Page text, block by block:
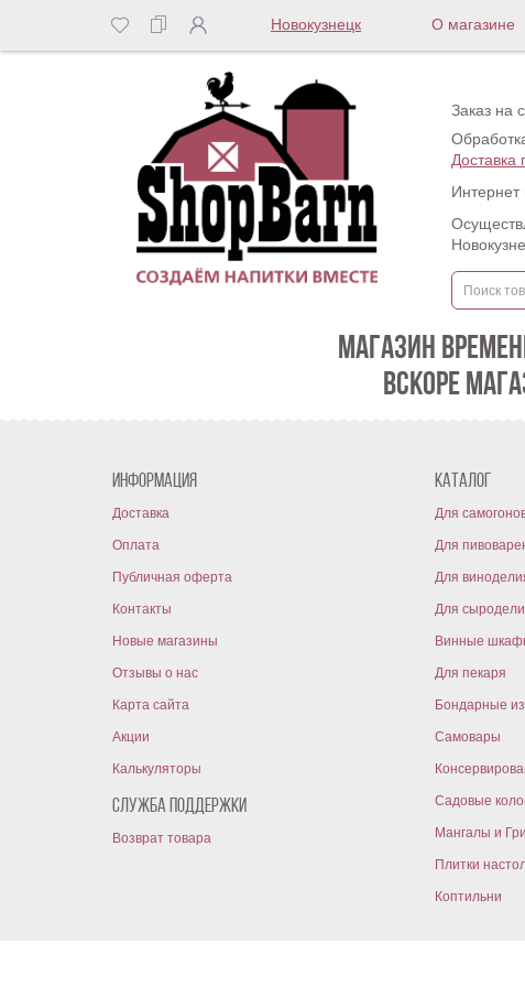
Новокузнецк О магазине
Заказ на
Доставка
Интернет
МАГАЗИН
ВСКОРЕ
Информация
Доставка
Оплата
Публичная оферта
Контакты
Новые магазины
Отзывы о нас
Карта сайта
Акции
Калькуляторы
Служба поддержки
Возврат товара
Каталог
Для
Для
Для
Для
Винные
Для пекаря
Бондарные
Самовары
Садовые
Мангалы и
Плитки
Коптильни